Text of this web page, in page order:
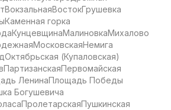
ВокзальнаяВостокГрушевка
Каменная горка
КунцевщинаМалиновкаМихалово
МосковскаяНемига
Октябрьская (Купаловская)
ПартизанскаяПервомайская
ЛенинаПлощадь Победы
Богушевича
ПролетарскаяПушкинская